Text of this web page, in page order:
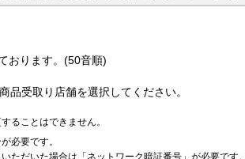
おります。(50音順)
品受取り店舗を選択してください。
ることはできません。
必要です。
ただいた場合は「ネットワーク暗証番号」が必要です